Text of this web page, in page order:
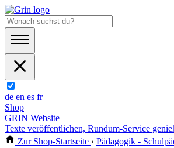
de en es fr
Shop
GRIN Website
Texte veröffentlichen, Rundum-Service
Zur Shop-Startseite › Pädagogik -